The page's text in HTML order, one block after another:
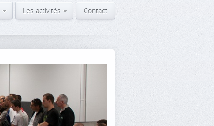
Les activités Contact